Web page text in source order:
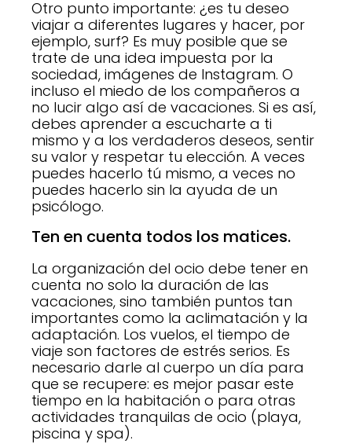
Otro punto importante: ¿es tu deseo
viajar a diferentes lugares y hacer, por
ejemplo, surf? Es muy posible que se
trate de una idea impuesta por la
sociedad, imágenes de Instagram. O
incluso el miedo de los compañeros a
no lucir algo así de vacaciones. Si es así,
debes aprender a escucharte a ti
mismo y a los verdaderos deseos, sentir
su valor y respetar tu elección. A veces
puedes hacerlo tú mismo, a veces no
puedes hacerlo sin la ayuda de un
psicólogo.
Ten en cuenta todos los matices.
La organización del ocio debe tener en
cuenta no solo la duración de las
vacaciones, sino también puntos tan
importantes como la aclimatación y la
adaptación. Los vuelos, el tiempo de
viaje son factores de estrés serios. Es
necesario darle al cuerpo un día para
que se recupere: es mejor pasar este
tiempo en la habitación o para otras
actividades tranquilas de ocio (playa,
piscina y spa).